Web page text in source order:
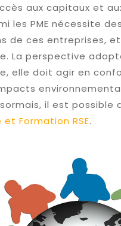
aux capitaux et
les PME nécessite
de ces entreprises,
La perspective
elle doit agir en
il est possible
Formation RSE.